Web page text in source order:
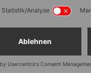
Außenmaß
Innenmaß
Innenmaß